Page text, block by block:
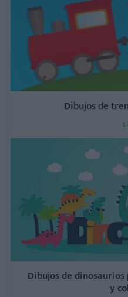
Dibujos de
Dibujos de
y